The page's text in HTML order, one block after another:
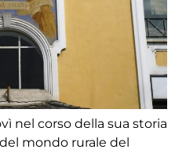
nel corso della sua storia
mondo rurale del